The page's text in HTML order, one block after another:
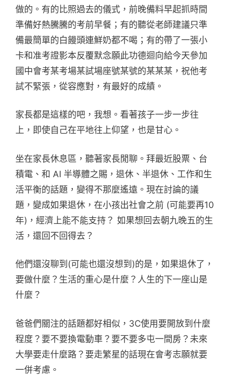
做的。有的比照過去的儀式，前晚備料早起抓時間
準備好熱騰騰的考前早餐；有的聽從老師建議只準
備最簡單的白饅頭連鮮奶都不喝；有的帶了一張小
卡和准考證影本反覆默念願此功德迴向給今天參加
國中會考某考場某試場座號某號的某某某，祝他考
試不緊張，從容應對，有最好的成績。
家長都是這樣的吧，我想。看著孩子一步一步往
上，即使自己在平地往上仰望，也是甘心。
坐在家長休息區，聽著家長閒聊。拜最近股票、台
積電、和 AI 半導體之賜，退休、半退休、工作和生
活平衡的話題，變得不那麼遙遠。現在討論的議
題，變成如果退休，在小孩出社會之前 (可能要再10
年)，經濟上能不能支持？ 如果想回去朝九晚五的生
活，還回不回得去？
他們還沒聊到(可能也還沒想到)的是，如果退休了，
要做什麼？生活的重心是什麼？人生的下一座山是
什麼？
爸爸們關注的話題都好相似，3C使用要開放到什麼
程度？要不要換電動車？要不要多屯一間房？未來
大學要走什麼路？要走繁星的話現在會考志願就要
一併考慮。